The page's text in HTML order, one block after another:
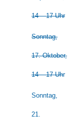
14 – 17 Uhr
Sonntag,
17. Oktober,
14 – 17 Uhr
Sonntag,
21.